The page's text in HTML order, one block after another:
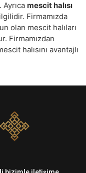
mescit halısı
Firmamızda
olan mescit halıları
Firmamızdan
halısını avantajlı